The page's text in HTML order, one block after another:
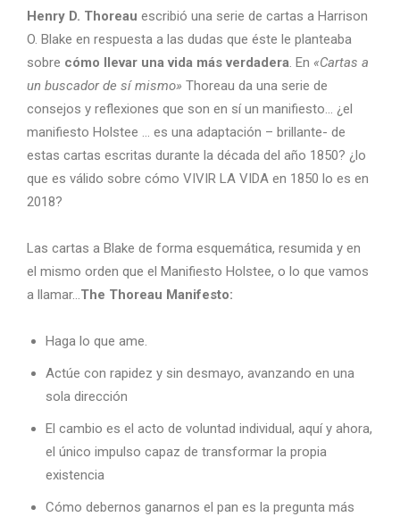
Henry D. Thoreau escribió una serie de cartas a Harrison
O. Blake en respuesta a las dudas que éste le planteaba
sobre cómo llevar una vida más verdadera. En «Cartas a
un buscador de sí mismo» Thoreau da una serie de
consejos y reflexiones que son en sí un manifiesto… ¿el
manifiesto Holstee … es una adaptación – brillante- de
estas cartas escritas durante la década del año 1850? ¿lo
que es válido sobre cómo VIVIR LA VIDA en 1850 lo es en
2018?
Las cartas a Blake de forma esquemática, resumida y en
el mismo orden que el Manifiesto Holstee, o lo que vamos
a llamar…The Thoreau Manifesto:
Haga lo que ame.
Actúe con rapidez y sin desmayo, avanzando en una
sola dirección
El cambio es el acto de voluntad individual, aquí y ahora,
el único impulso capaz de transformar la propia
existencia
Cómo debernos ganarnos el pan es la pregunta más